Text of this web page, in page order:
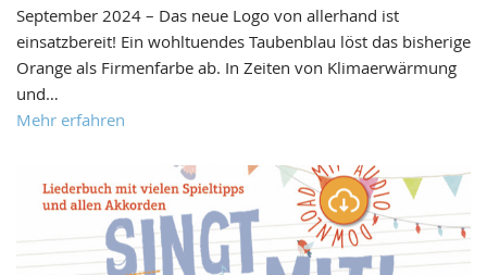
September 2024 – Das neue Logo von allerhand ist
einsatzbereit! Ein wohltuendes Taubenblau löst das bisherige
Orange als Firmenfarbe ab. In Zeiten von Klimaerwärmung
und…
Mehr erfahren